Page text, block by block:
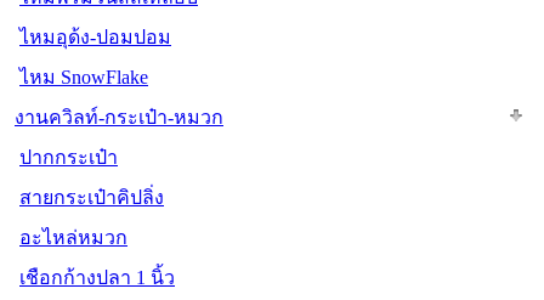
ไหมอุด้ง-ปอมปอม
ไหม SnowFlake
งานควิลท์-กระเป๋า-หมวก
ปากกระเป๋า
สายกระเป๋าคิปลิ่ง
อะไหล่หมวก
เชือกก้างปลา 1 นิ้ว